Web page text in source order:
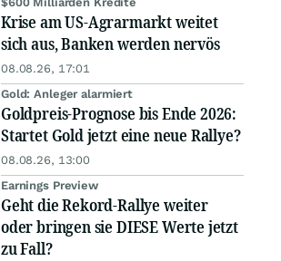
Krise am US-Agrarmarkt weitet
sich aus, Banken werden nervös
08.08.26, 17:01
Gold: Anleger alarmiert
Goldpreis-Prognose bis Ende 2026:
Startet Gold jetzt eine neue Rallye?
08.08.26, 13:00
Earnings Preview
Geht die Rekord-Rallye weiter
oder bringen sie DIESE Werte jetzt
zu Fall?